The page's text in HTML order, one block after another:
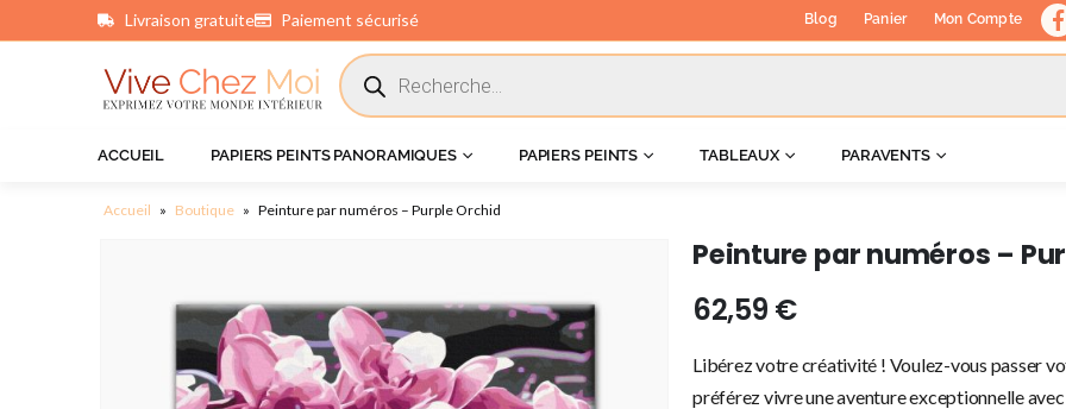
Livraison gratuite Paiement sécurisé Blog Panier Mon Compte
ACCUEIL PAPIERS PEINTS PANORAMIQUES PAPIERS PEINTS TABLEAUX PARAVENTS
Accueil » Boutique » Peinture par numéros – Purple Orchid
Peinture par numéros –
62,59 €
Libérez votre créativité ! Voulez-vous passer
préférez vivre une aventure exceptionnelle